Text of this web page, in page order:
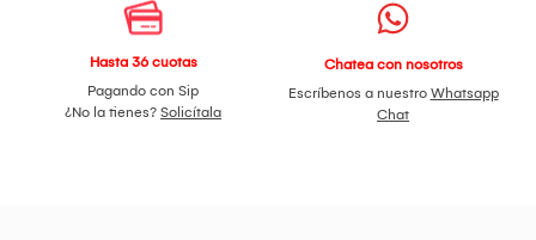
Hasta 36 cuotas
Pagando con Sip
¿No la tienes? Solicítala
Chatea con nosotros
Escríbenos a nuestro Whatsapp
Chat